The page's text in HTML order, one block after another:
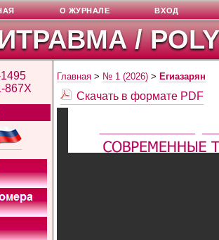
/
867X
О ЖУРНАЛЕ ВХОД
Главная > № 1 (2026) > Егиазарян
Скачать в формате PDF